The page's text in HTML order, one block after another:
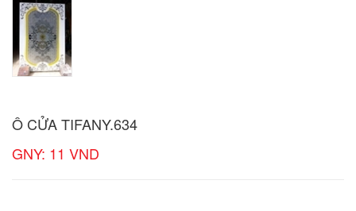
Ô CỬA TIFANY.634
GNY: 11 VND